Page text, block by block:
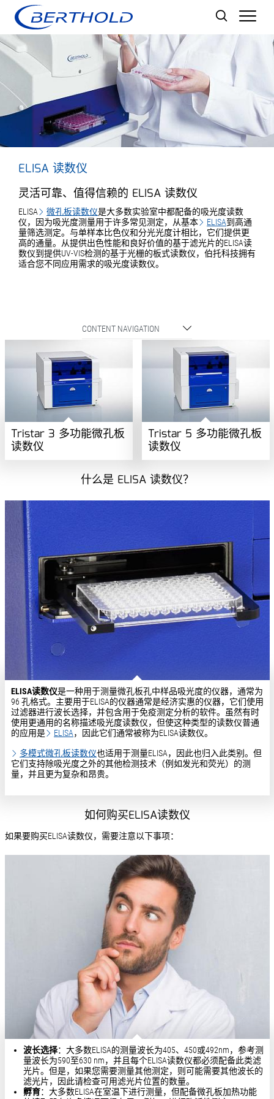
ELISA 读数仪
灵活可靠、值得信赖的 ELISA 读数仪
ELISA 微孔板读数仪是大多数实验室中都配备的吸光度读数
仪，因为吸光度测量用于许多常见测定，从基本
ELISA到高通
量筛选测定。与单样本比色仪和分光光度计相比，它们提供更
高的通量。从提供出色性能和良好价值的基于滤光片的ELISA读
数仪到提供UV-VIS检测的基于光栅的板式读数仪，伯托科技拥有
适合您不同应用需求的吸光度读数仪。
CONTENT NAVIGATION
Tristar 3 多功能微孔板
读数仪
Tristar 5 多功能微孔板
读数仪
什么是 ELISA 读数仪？
ELISA读数仪是一种用于测量微孔板孔中样品吸光度的仪器，通常为
96 孔格式。主要用于ELISA的仪器通常是经济实惠的仪器，它们使用
过滤器进行波长选择，并包含用于免疫测定分析的软件。虽然有时
使用更通用的名称描述吸光度读数仪，但使这种类型的读数仪普通
的应用是
ELISA，因此它们通常被称为ELISA读数仪。
多模式微孔板读数仪也适用于测量ELISA，因此也归入此类别。但
它们支持除吸光度之外的其他检测技术（例如发光和荧光）的测
量，并且更为复杂和昂贵。
如何购买ELISA读数仪
如果要购买ELISA读数仪，需要注意以下事项：
波长选择：大多数ELISA的测量波长为405、450或492nm，参考测
量波长为590至630 nm，并且每个ELISA读数仪都必须配备此类滤
光片。但是，如果您需要测量其他测定，则可能需要其他波长的
滤光片，因此请检查可用滤光片位置的数量。
孵育：大多数ELISA在室温下进行测量，但配备微孔板加热功能